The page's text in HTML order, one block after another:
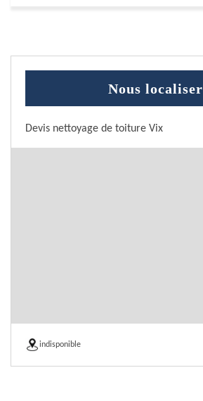
Nous localiser
Devis nettoyage de toiture Vix
indisponible